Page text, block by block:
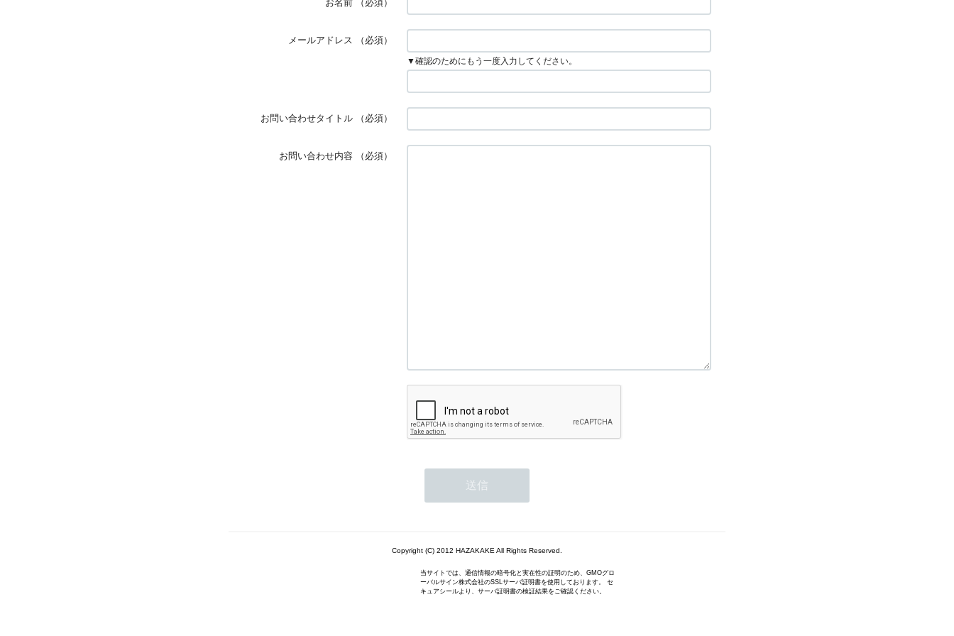
お名前 （必須）
メールアドレス （必須）
▼確認のためにもう一度入力してください。
お問い合わせタイトル （必須）
お問い合わせ内容 （必須）
Copyright (C) 2012 HAZAKAKE All Rights Reserved.
当サイトでは、通信情報の暗号化と実在性の証明のため、GMOグロ
ーバルサイン株式会社のSSLサーバ証明書を使用しております。 セ
キュアシールより、サーバ証明書の検証結果をご確認ください。